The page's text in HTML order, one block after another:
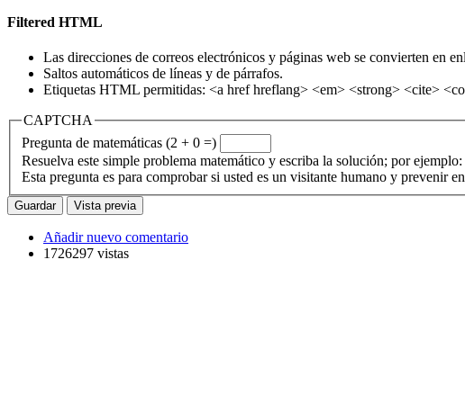
Filtered HTML
Las direcciones de correos electrónicos y páginas web se convierten en
Saltos automáticos de líneas y de párrafos.
Etiquetas HTML permitidas: <a href hreflang> <em> <strong> <cite>
CAPTCHA
Pregunta de matemáticas (2 + 0 =)
Resuelva este simple problema matemático y escriba la solución; por
Esta pregunta es para comprobar si usted es un visitante humano y prevenir
Añadir nuevo comentario
1726297 vistas